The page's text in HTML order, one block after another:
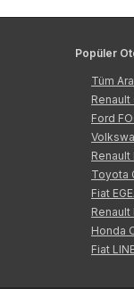
Popüler
Tüm
Renault
Ford
Renault
Toyota
Fiat
Renault
Honda
Fiat